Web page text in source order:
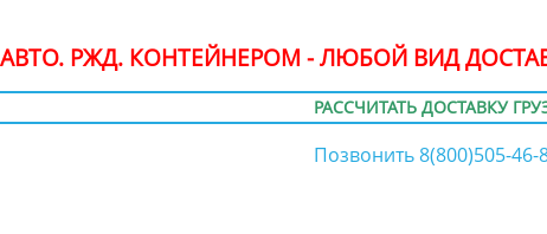
АВТО. РЖД. КОНТЕЙНЕРОМ - ЛЮБОЙ ВИД
РАССЧИТАТЬ ДОСТАВКУ
Позвонить 8(800)505-46-